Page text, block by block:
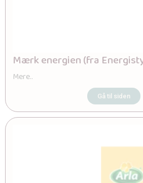
Mærk energien (fra
Mere..
Gå til siden